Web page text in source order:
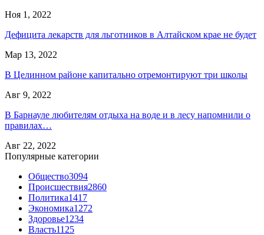
Ноя 1, 2022
Дефицита лекарств для льготников в Алтайском крае не будет
Мар 13, 2022
В Целинном районе капитально отремонтируют три школы
Авг 9, 2022
В Барнауле любителям отдыха на воде и в лесу напомнили о
правилах…
Авг 22, 2022
Популярные категории
Общество3094
Происшествия2860
Политика1417
Экономика1272
Здоровье1234
Власть1125